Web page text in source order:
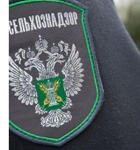
ПДД
на
одного
жителя
область
стала
38-
й
в
России